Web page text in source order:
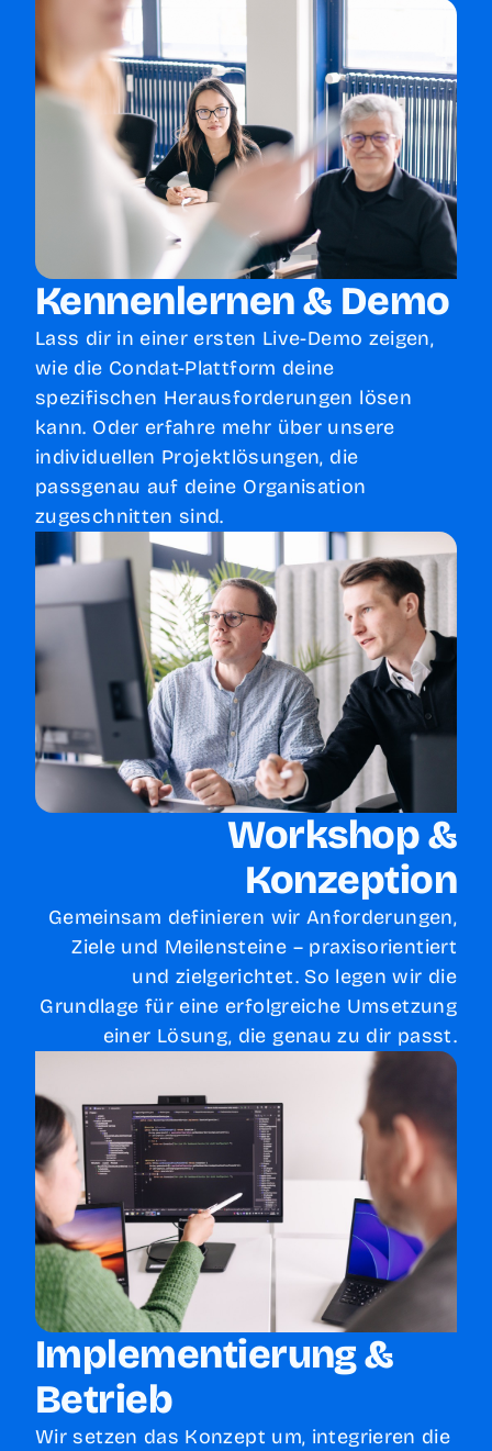
Kennenlernen & Demo
Lass dir in einer ersten Live-Demo zeigen,
wie die Condat-Plattform deine
spezifischen Herausforderungen lösen
kann. Oder erfahre mehr über unsere
individuellen Projektlösungen, die
passgenau auf deine Organisation
zugeschnitten sind.
Workshop &
Konzeption
Gemeinsam definieren wir Anforderungen,
Ziele und Meilensteine – praxisorientiert
und zielgerichtet. So legen wir die
Grundlage für eine erfolgreiche Umsetzung
einer Lösung, die genau zu dir passt.
Implementierung &
Betrieb
Wir setzen das Konzept um, integrieren die